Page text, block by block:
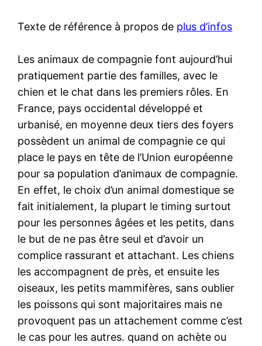
Texte de référence à propos de plus d’infos
Les animaux de compagnie font aujourd’hui
pratiquement partie des familles, avec le
chien et le chat dans les premiers rôles. En
France, pays occidental développé et
urbanisé, en moyenne deux tiers des foyers
possèdent un animal de compagnie ce qui
place le pays en tête de l’Union européenne
pour sa population d’animaux de compagnie.
En effet, le choix d’un animal domestique se
fait initialement, la plupart le timing surtout
pour les personnes âgées et les petits, dans
le but de ne pas être seul et d’avoir un
complice rassurant et attachant. Les chiens
les accompagnent de près, et ensuite les
oiseaux, les petits mammifères, sans oublier
les poissons qui sont majoritaires mais ne
provoquent pas un attachement comme c’est
le cas pour les autres. quand on achète ou